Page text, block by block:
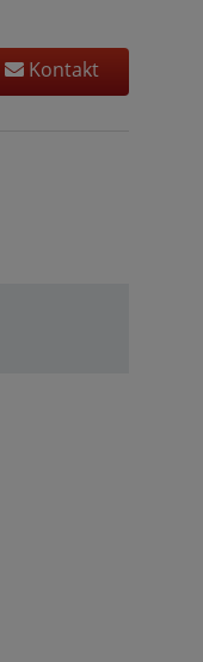
Kontakt